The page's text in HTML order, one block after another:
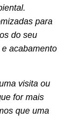
para
do seu
acabamento
visita ou
for mais
que uma